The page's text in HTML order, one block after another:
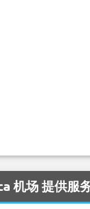
机场 提供服